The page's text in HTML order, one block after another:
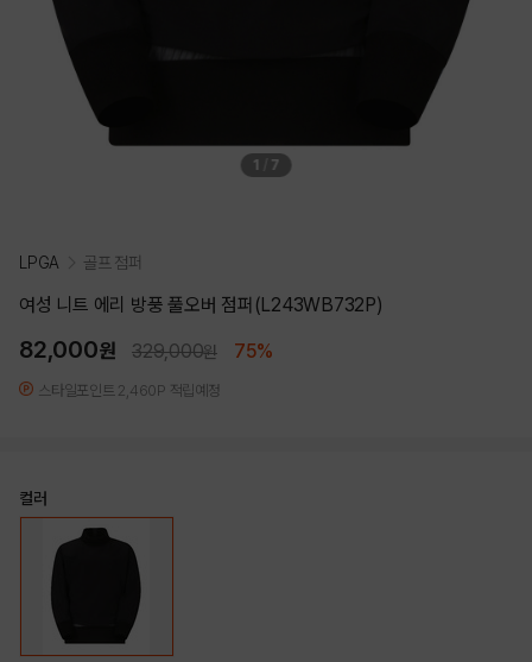
1 7
LPGA 골프 점퍼
여성 니트 에리 방풍 풀오버 점퍼(L243WB732P)
82,000원 329,000원 75%
스타일포인트 2,460P 적립예정
컬러